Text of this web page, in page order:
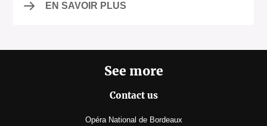
EN SAVOIR PLUS
See more
Contact us
Opéra National de Bordeaux